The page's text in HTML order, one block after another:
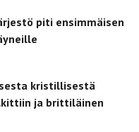
piti ensimmäisen
kristillisestä
ja brittiläinen